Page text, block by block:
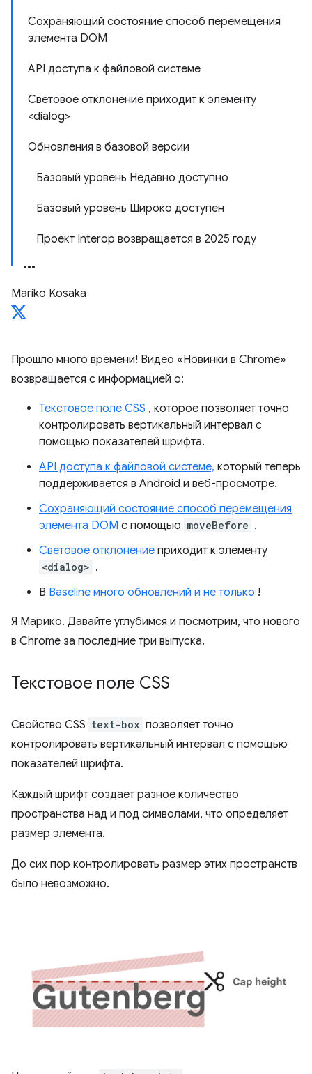
Сохраняющий состояние способ перемещения
элемента DOM
API доступа к файловой системе
Световое отклонение приходит к элементу
<dialog>
Обновления в базовой версии
Базовый уровень Недавно доступно
Базовый уровень Широко доступен
Проект Interop возвращается в 2025 году
Mariko Kosaka
Прошло много времени! Видео «Новинки в Chrome»
возвращается с информацией о:
Текстовое поле CSS , которое позволяет точно
контролировать вертикальный интервал с
помощью показателей шрифта.
API доступа к файловой системе, который теперь
поддерживается в Android и веб-просмотре.
Сохраняющий состояние способ перемещения
элемента DOM с помощью moveBefore .
Световое отклонение приходит к элементу
<dialog> .
В Baseline много обновлений и не только !
Я Марико. Давайте углубимся и посмотрим, что нового
в Chrome за последние три выпуска.
Текстовое поле CSS
Свойство CSS text-box позволяет точно
контролировать вертикальный интервал с помощью
показателей шрифта.
Каждый шрифт создает разное количество
пространства над и под символами, что определяет
размер элемента.
До сих пор контролировать размер этих пространств
было невозможно.